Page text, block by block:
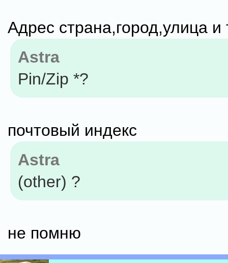
Адрес страна,город,улица и
Astra
Pin/Zip *?
почтовый индекс
Astra
(other) ?
не помню